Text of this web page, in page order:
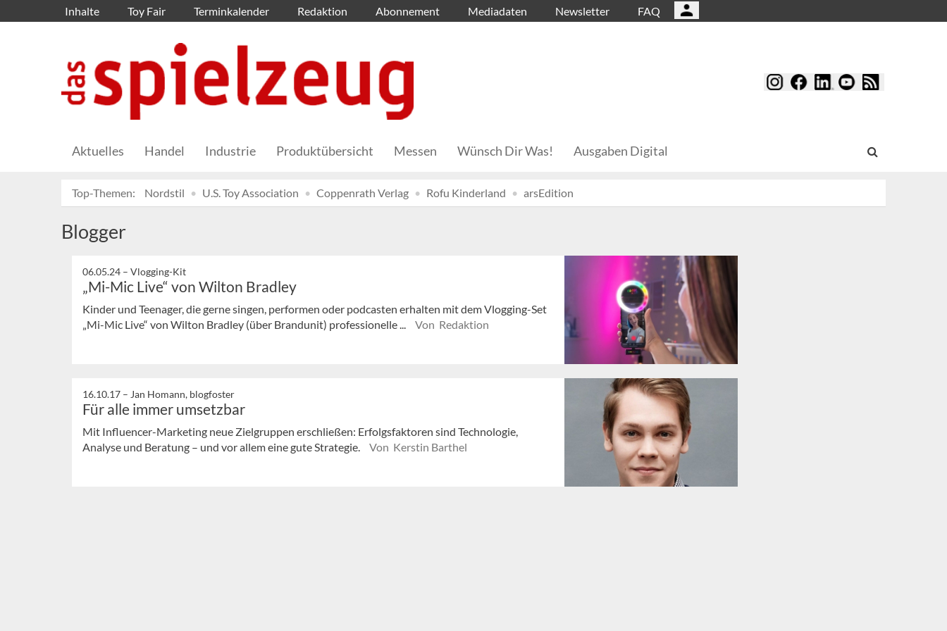
Inhalte Toy Fair Terminkalender Redaktion Abonnement Mediadaten Newsletter FAQ
Aktuelles Handel Industrie Produktübersicht Messen Wünsch Dir Was! Ausgaben Digital
Top-Themen: Nordstil U.S. Toy Association Coppenrath Verlag Rofu Kinderland arsEdition
Blogger
06.05.24 – Vlogging-Kit
„Mi-Mic Live“ von Wilton Bradley
Kinder und Teenager, die gerne singen, performen oder podcasten erhalten mit dem Vlogging-Set
„Mi-Mic Live“ von Wilton Bradley (über Brandunit) professionelle ...
Von Redaktion
16.10.17 – Jan Homann, blogfoster
Für alle immer umsetzbar
Mit Influencer-Marketing neue Zielgruppen erschließen: Erfolgsfaktoren sind Technologie,
Analyse und Beratung – und vor allem eine gute Strategie.
Von Kerstin Barthel